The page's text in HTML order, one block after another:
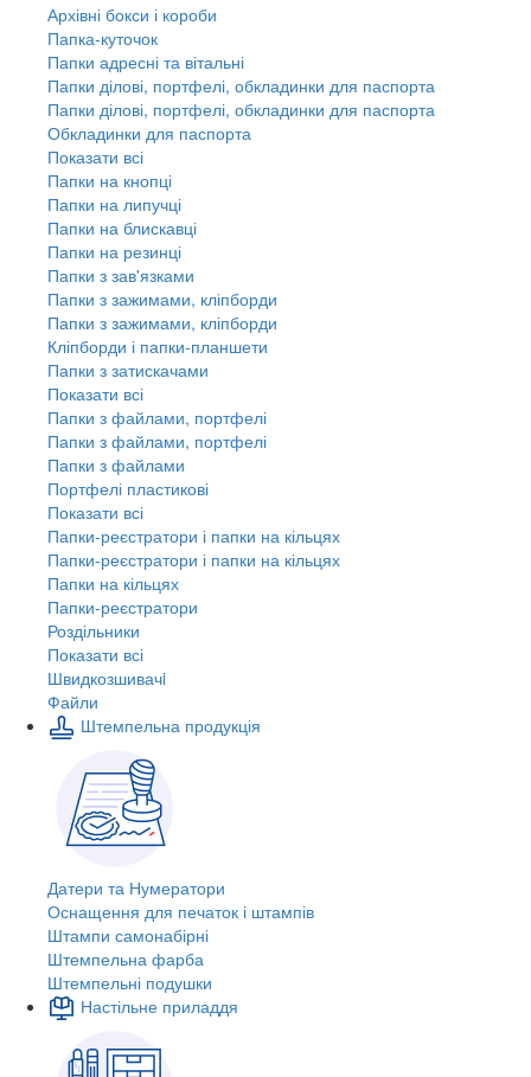
Архівні бокси і короби
Папка-куточок
Папки адресні та вітальні
Папки ділові, портфелі, обкладинки для паспорта
Папки ділові, портфелі, обкладинки для паспорта
Обкладинки для паспорта
Показати всі
Папки на кнопці
Папки на липучці
Папки на блискавці
Папки на резинці
Папки з зав'язками
Папки з зажимами, кліпборди
Папки з зажимами, кліпборди
Кліпборди і папки-планшети
Папки з затискачами
Показати всі
Папки з файлами, портфелі
Папки з файлами, портфелі
Папки з файлами
Портфелі пластикові
Показати всі
Папки-реєстратори і папки на кільцях
Папки-реєстратори і папки на кільцях
Папки на кільцях
Папки-реєстратори
Роздільники
Показати всі
Швидкозшивачi
Файли
Штемпельна продукція
Датери та Нумератори
Оснащення для печаток і штампів
Штампи самонабірні
Штемпельна фарба
Штемпельні подушки
Настільне приладдя